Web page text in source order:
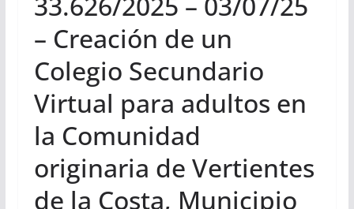
– Creación de un
Colegio Secundario
Virtual para adultos en
la Comunidad
originaria de Vertientes
de la Costa, Municipio